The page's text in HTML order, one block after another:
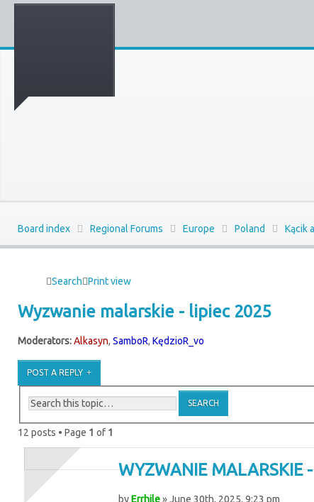
Board index Regional Forums Europe Poland Kącik
Search Print view
Wyzwanie malarskie - lipiec 2025
Moderators:Alkasyn, SamboR, KędzioR_vo
POST A REPLY
12 posts • Page 1 of 1
WYZWANIE MALARSKIE
byErrhile» June 30th, 2025, 9:23 pm